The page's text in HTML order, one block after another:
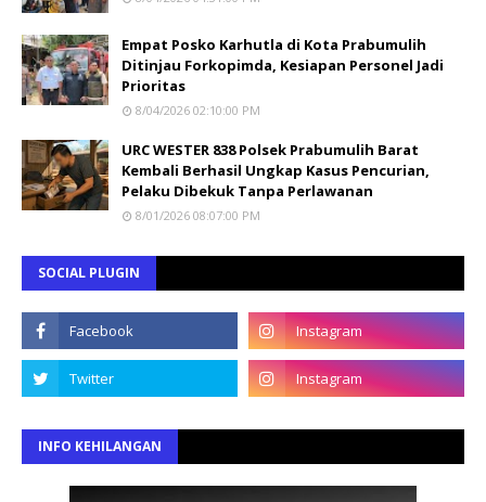
Empat Posko Karhutla di Kota Prabumulih
Ditinjau Forkopimda, Kesiapan Personel Jadi
Prioritas
8/04/2026 02:10:00 PM
URC WESTER 838 Polsek Prabumulih Barat
Kembali Berhasil Ungkap Kasus Pencurian,
Pelaku Dibekuk Tanpa Perlawanan
8/01/2026 08:07:00 PM
SOCIAL PLUGIN
INFO KEHILANGAN